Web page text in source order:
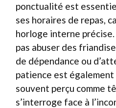
ponctualité est
ses horaires de repas,
horloge interne
pas abuser des
de dépendance ou
patience est également
souvent perçu comme
s’interroge face à